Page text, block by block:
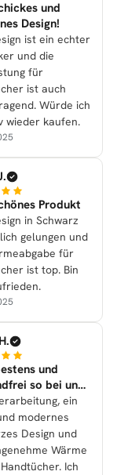
und
Design!
ist ein echter
und die
für
ist auch
Würde ich
wieder kaufen.
Produkt
in Schwarz
gelungen und
für
ist top. Bin
und
so bei uns
ein
modernes
Design und
Wärme
Ich